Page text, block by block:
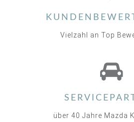
Vielzahl an Top
über 40 Jahre Mazda